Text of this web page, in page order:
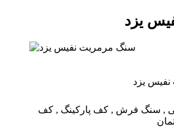
یزد
یزد
, سنگ فرش , کف پارکینگ , کف